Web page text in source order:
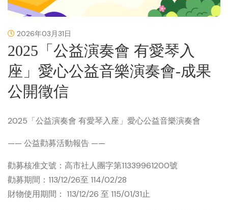
2026年03月31日
2025「公益演奏會 有愛琴入
座」愛心公益音樂演奏會-成果
公開徵信
2025「公益演奏會 有愛琴入座」愛心公益音樂演奏會
—— 公益勸募活動報告 ——
勸募核准文號：高市社人團字第11339961200號
勸募期間：113/12/26至 114/02/28
財物使用期間： 113/12/26 至 115/01/31止